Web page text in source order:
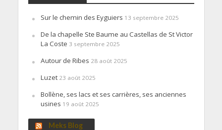
Sur le chemin des Eyguiers 13 septembre 2025
De la chapelle Ste Baume au Castellas de St Victor
La Coste 3 septembre 2025
Autour de Ribes 28 août 2025
Luzet 23 août 2025
Bollène, ses lacs et ses carrières, ses anciennes
usines 19 août 2025
Meks Blog